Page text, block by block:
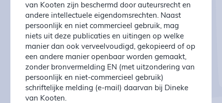
van Kooten zijn beschermd door auteursrecht en
andere intellectuele eigendomsrechten. Naast
persoonlijk en niet commercieel gebruik, mag
niets uit deze publicaties en uitingen op welke
manier dan ook verveelvoudigd, gekopieerd of op
een andere manier openbaar worden gemaakt,
zonder bronvermelding EN (met uitzondering van
persoonlijk en niet-commercieel gebruik)
schriftelijke melding (e-mail) daarvan bij Dineke
van Kooten.